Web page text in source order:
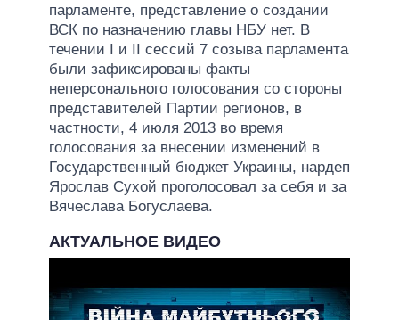
парламенте, представление о создании
ВСК по назначению главы НБУ нет. В
течении I и II сессий 7 созыва парламента
были зафиксированы факты
неперсонального голосования со стороны
представителей Партии регионов, в
частности, 4 июля 2013 во время
голосования за внесении изменений в
Государственный бюджет Украины, нардеп
Ярослав Сухой проголосовал за себя и за
Вячеслава Богуслаева.
АКТУАЛЬНОЕ ВИДЕО